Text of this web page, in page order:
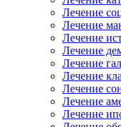
Лечение
Лечение
Лечение
Лечение
Лечение
Лечение
Лечение
Лечение
Лечение